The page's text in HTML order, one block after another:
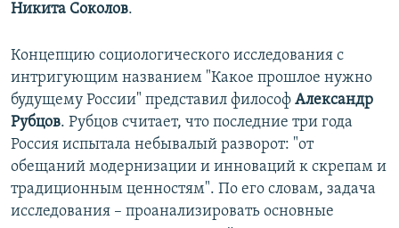
Никита Соколов.
Концепцию социологического исследования с
интригующим названием "Какое прошлое нужно
будущему России" представил философ Александр
Рубцов. Рубцов считает, что последние три года
Россия испытала небывалый разворот: "от
обещаний модернизации и инноваций к скрепам и
традиционным ценностям". По его словам, задача
исследования – проанализировать основные